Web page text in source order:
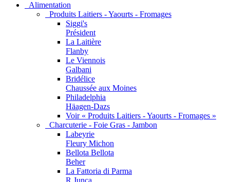
Alimentation
Produits Laitiers - Yaourts - Fromages
Siggi's
Président
La Laitière
Flanby
Le Viennois
Galbani
Bridélice
Chaussée aux Moines
Philadelphia
Häagen-Dazs
Voir « Produits Laitiers - Yaourts - Fromages »
Charcuterie - Foie Gras - Jambon
Labeyrie
Fleury Michon
Bellota Bellota
Beher
La Fattoria di Parma
R Junca